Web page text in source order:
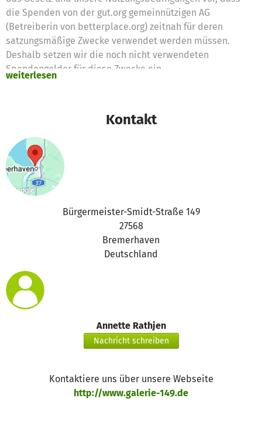
die Spenden von der gut.org gemeinnützigen AG
(Betreiberin von betterplace.org) zeitnah für deren
satzungsmäßige Zwecke verwendet werden müssen.
Deshalb setzen wir die noch nicht verwendeten
Spendengelder für diese Zwecke ein
weiterlesen
Kontakt
Bürgermeister-Smidt-Straße 149
27568
Bremerhaven
Deutschland
Annette Rathjen
Nachricht schreiben
Kontaktiere uns über unsere Webseite
http://www.galerie-149.de